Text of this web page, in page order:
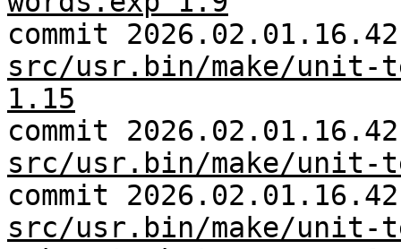
commit
src/usr.bin/make/unit-
1.15
commit
src/usr.bin/make/unit-
commit
src/usr.bin/make/unit-